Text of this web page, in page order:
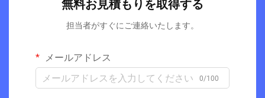
無料お見積もりを取得する
担当者がすぐにご連絡いたします。
メールアドレス
0/100